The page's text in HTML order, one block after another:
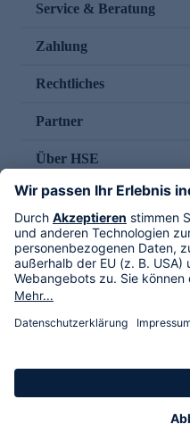
Service & Beratung
Zahlung
Rechtliches
Partner
Über HSE
Im TV
HSE International